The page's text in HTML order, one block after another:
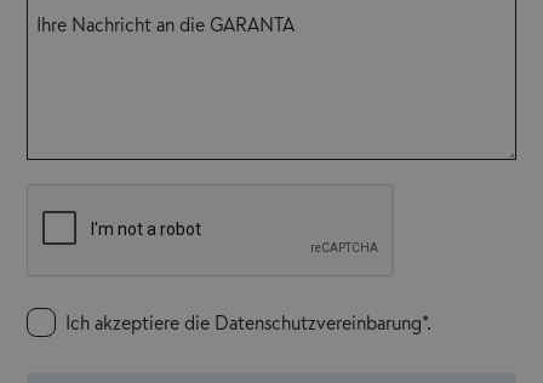
Ihre Nachricht an die GARANTA
Ich akzeptiere die Datenschutzvereinbarung*.